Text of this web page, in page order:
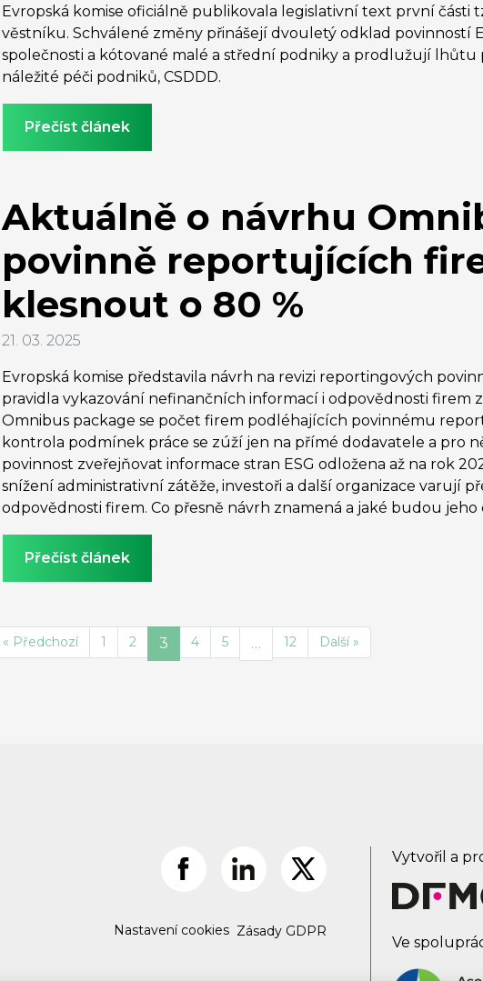
Evropská komise oficiálně publikovala legislativní text první části
věstníku. Schválené změny přinášejí dvouletý odklad povinností
společnosti a kótované malé a střední podniky a prodlužují lhůtu
náležité péči podniků, CSDDD.
Přečíst článek
Aktuálně o návrhu
povinně reportujících
klesnout o 80 %
21. 03. 2025
Evropská komise představila návrh na revizi reportingových
pravidla vykazování nefinančních informací i odpovědnosti firem
Omnibus package se počet firem podléhajících povinnému
kontrola podmínek práce se zúží jen na přímé dodavatele a pro
povinnost zveřejňovat informace stran ESG odložena až na rok
snížení administrativní zátěže, investoři a další organizace varují
odpovědnosti firem. Co přesně návrh znamená a jaké budou jeho
Přečíst článek
« Předchozí 1 2 3 4 5 … 12 Další »
Nastavení cookies Zásady GDPR
Vytvořil a
Ve